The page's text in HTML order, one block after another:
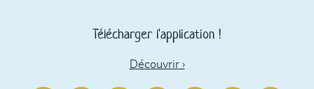
Télécharger l'application !
Découvrir›